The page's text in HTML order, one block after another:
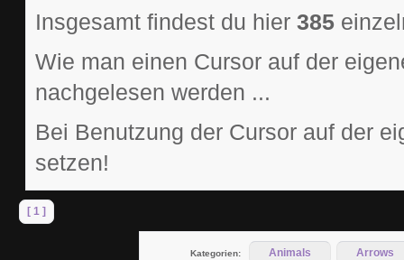
Insgesamt findest du hier 385
Wie man einen Cursor auf der
nachgelesen werden ...
Bei Benutzung der Cursor auf der
setzen!
[ 1 ]
Kategorien: Animals Arrows